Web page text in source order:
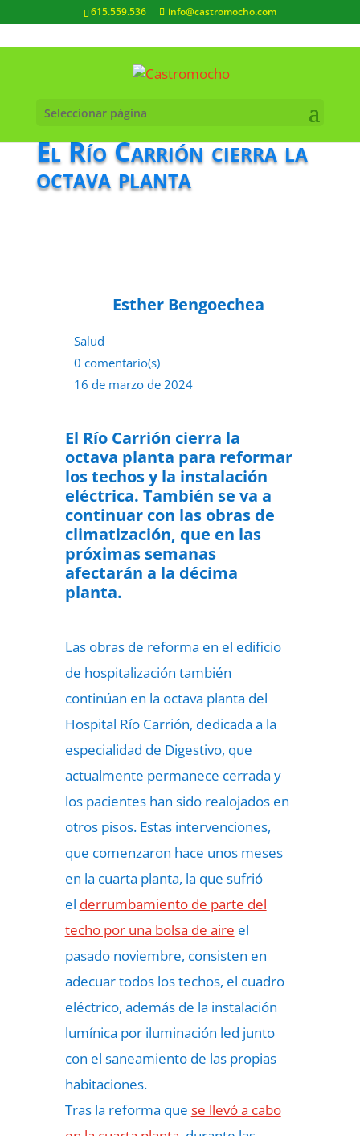
615.559.536 info@castromocho.com
Seleccionar página
El Río Carrión cierra la
octava planta
Esther Bengoechea
Salud
0 comentario(s)
16 de marzo de 2024
El Río Carrión cierra la
octava planta para reformar
los techos y la instalación
eléctrica. También se va a
continuar con las obras de
climatización, que en las
próximas semanas
afectarán a la décima
planta.
Las obras de reforma en el edificio
de hospitalización también
continúan en la octava planta del
Hospital Río Carrión, dedicada a la
especialidad de Digestivo, que
actualmente permanece cerrada y
los pacientes han sido realojados en
otros pisos. Estas intervenciones,
que comenzaron hace unos meses
en la cuarta planta, la que sufrió
el derrumbamiento de parte del
techo por una bolsa de aire el
pasado noviembre, consisten en
adecuar todos los techos, el cuadro
eléctrico, además de la instalación
lumínica por iluminación led junto
con el saneamiento de las propias
habitaciones.
Tras la reforma que se llevó a cabo